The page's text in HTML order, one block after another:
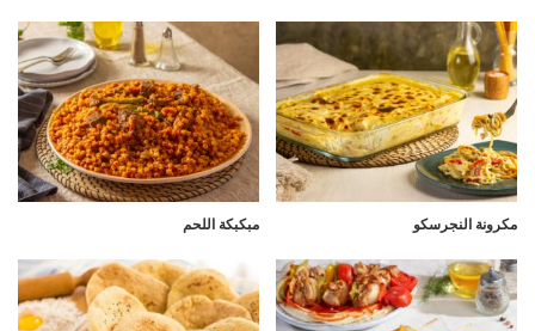
مكرونة النجرسكو مبكبكة اللحم